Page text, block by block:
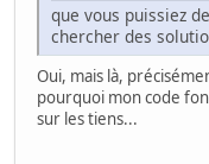
que vous puissiez
chercher des
Oui, mais là,
pourquoi mon code
sur les tiens...